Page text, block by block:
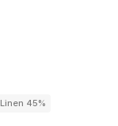
Linen 45%